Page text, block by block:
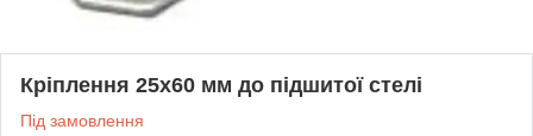
Кріплення 25x60 мм до підшитої стелі
Під замовлення